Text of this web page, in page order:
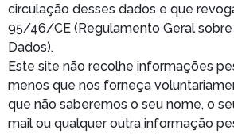
circulação desses dados e que
95/46/CE (Regulamento Geral
Dados).
Este site não recolhe informações
menos que nos forneça
que não saberemos o seu nome, o
mail ou qualquer outra informação